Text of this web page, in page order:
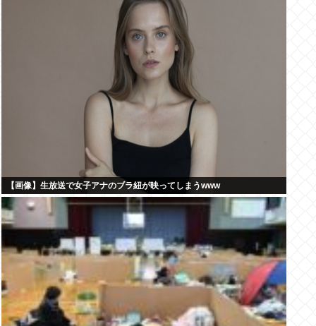
【画像】生放送で女子アナのブラ紐が映ってしまうwww